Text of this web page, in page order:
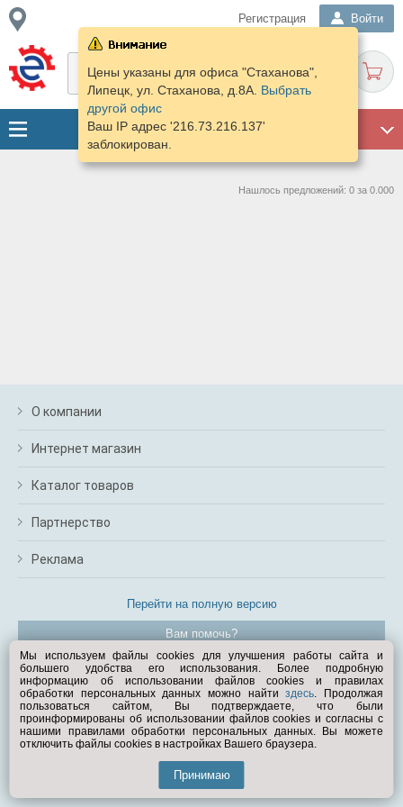
Регистрация Войти
Цены указаны для офиса "Стаханова",
Липецк, ул. Стаханова, д.8А. Выбрать
другой офис
Ваш IP адрес '216.73.216.137'
заблокирован.
Нашлось предложений: 0 за 0.000
О компании
Интернет магазин
Каталог товаров
Партнерство
Реклама
Перейти на полную версию
Вам помочь?
© Exist.ru 1998—2026
Мы используем файлы cookies для улучшения работы сайта и
большего удобства его использования. Более подробную
информацию об использовании файлов cookies и правилах
обработки персональных данных можно найтиздесь. Продолжая
пользоваться сайтом, Вы подтверждаете, что были
проинформированы об использовании файлов cookies и согласны с
нашими правилами обработки персональных данных. Вы можете
отключить файлы cookies в настройках Вашего браузера.
Принимаю